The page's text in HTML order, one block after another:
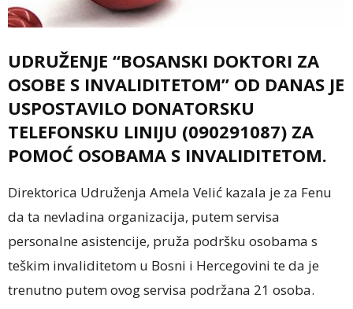
UDRUŽENJE “BOSANSKI DOKTORI ZA
OSOBE S INVALIDITETOM” OD DANAS JE
USPOSTAVILO DONATORSKU
TELEFONSKU LINIJU (090291087) ZA
POMOĆ OSOBAMA S INVALIDITETOM.
Direktorica Udruženja Amela Velić kazala je za Fenu
da ta nevladina organizacija, putem servisa
personalne asistencije, pruža podršku osobama s
teškim invaliditetom u Bosni i Hercegovini te da je
trenutno putem ovog servisa podržana 21 osoba.